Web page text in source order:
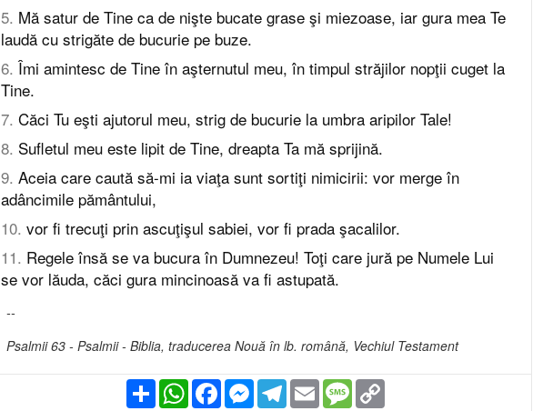
5. Mă satur de Tine ca de nişte bucate grase şi miezoase, iar gura mea Te
laudă cu strigăte de bucurie pe buze.
6. Îmi amintesc de Tine în aşternutul meu, în timpul străjilor nopţii cuget la
Tine.
7. Căci Tu eşti ajutorul meu, strig de bucurie la umbra aripilor Tale!
8. Sufletul meu este lipit de Tine, dreapta Ta mă sprijină.
9. Aceia care caută să-mi ia viaţa sunt sortiţi nimicirii: vor merge în
adâncimile pământului,
10. vor fi trecuţi prin ascuţişul sabiei, vor fi prada şacalilor.
11. Regele însă se va bucura în Dumnezeu! Toţi care jură pe Numele Lui
se vor lăuda, căci gura mincinoasă va fi astupată.
--
Psalmii 63 - Psalmii - Biblia, traducerea Nouă în lb. română, Vechiul Testament
PartajareWhatsAppFacebookMessengerTelegram
EmailMessageCopy
Link